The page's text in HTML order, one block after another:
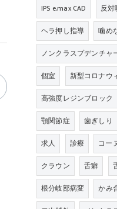
IPS e.max CAD
反対
ヘラ押し指導
噛め
ノンクラスプデンチャ
個室
新型コロナウ
高強度レジンブロック
顎関節症
歯ぎしり
求人
診療 コー
クラウン
舌癖
根分岐部病変
かみ